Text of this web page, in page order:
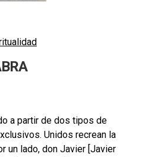
a partir de dos tipos de
Unidos recrean la
un lado, don Javier [Javier